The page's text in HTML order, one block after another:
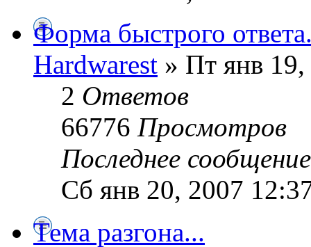
Форма быстрого
Hardwarest » Пт янв
2 Ответов
66776 Просмотров
Последнее
Сб янв 20, 2007
Тема разгона...